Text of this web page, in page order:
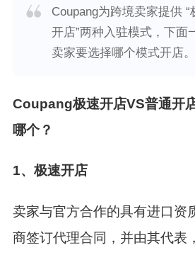
Coupang为跨境卖家提供 “
开店”两种入驻模式，下面
卖家要选择哪个模式开店。
Coupang极速开店VS普通开
哪个？
1、极速开店
卖家与官方合作的具有进口资
商签订代理合同，并由其代表